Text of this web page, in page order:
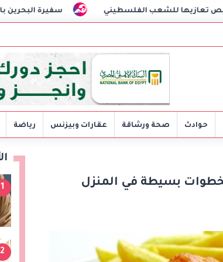
سفيرة البحرين بالقاهرة تنعى السفير
حوادث صحة ورشاقة عقارات وبيزنس رياضة
بسيطة في المنزل 1
2